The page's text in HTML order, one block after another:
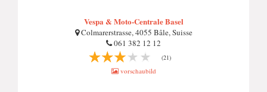
Vespa & Moto-Centrale Basel
Colmarerstrasse, 4055 Bâle, Suisse
061 382 12 12
(21)
vorschaubild